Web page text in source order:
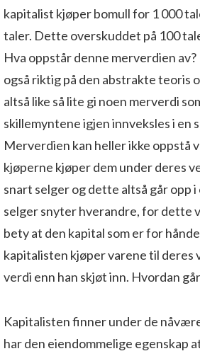
kapitalist kjøper bomull for 1 000
taler. Dette overskuddet på 100
Hva oppstår denne merverdien
også riktig på den abstrakte teoris
altså like så lite gi noen merverdi
skillemyntene igjen innveksles i
Merverdien kan heller ikke oppstå
kjøperne kjøper dem under deres
snart selger og dette altså går opp
selger snyter hverandre, for dette
bety at den kapital som er for
kapitalisten kjøper varene til deres
verdi enn han skjøt inn. Hvordan
Kapitalisten finner under de
har den eiendommelige egenskap